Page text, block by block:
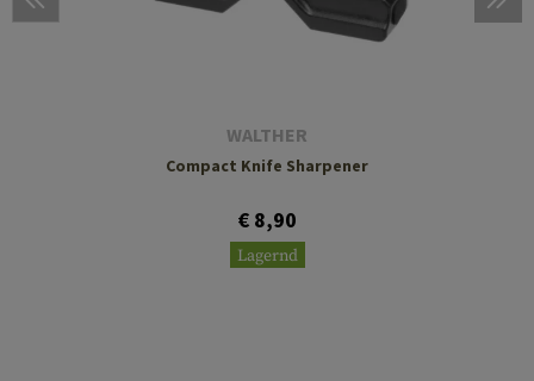
WALTHER
Compact Knife Sharpener
€ 8,90
Lagernd